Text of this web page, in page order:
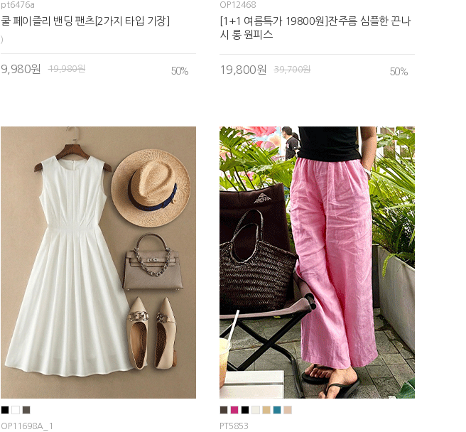
pt6476a
쿨 페이즐리 밴딩 팬츠[2가지 타입 기장]
)
9,980원 19,980원 50%
OP12468
[1+1 여름특가 19800원]잔주름 심플한 끈나
시 롱 원피스
19,800원 39,700원 50%
OP11698A_1 PT5853